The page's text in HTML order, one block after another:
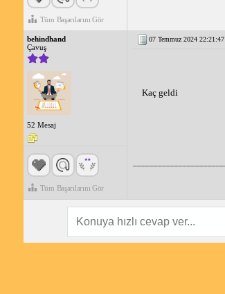
Tüm Başarılarını Gör
behindhand
Çavuş
52 Mesaj
Tüm Başarılarını Gör
07 Temmuz 2024 22:21:47
Kaç geldi